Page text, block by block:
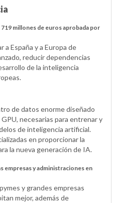
millones de euros aprobada por
a España y a Europa de
reducir dependencias
de la inteligencia
de datos enorme diseñado
necesarias para entrenar y
de inteligencia artificial.
en proporcionar la
la nueva generación de IA.
empresas y administraciones en
y grandes empresas
mejor, además de